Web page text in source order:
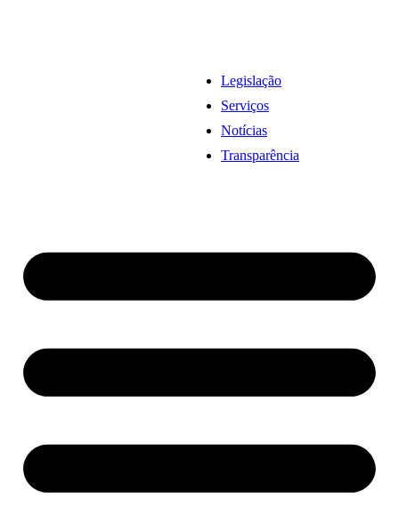
Legislação
Serviços
Notícias
Transparência